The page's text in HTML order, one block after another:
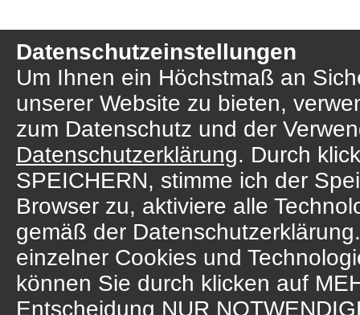
Datenschutzeinstellungen
Um Ihnen ein Höchstmaß an
unserer Website zu bieten,
zum Datenschutz und der
Datenschutzerklärung. Durch
SPEICHERN, stimme ich der
Browser zu, aktiviere alle
gemäß der
einzelner Cookies und
können Sie durch klicken auf
Entscheidung NUR